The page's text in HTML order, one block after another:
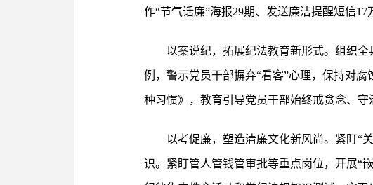
作“节气话廉”海报29期、发送廉洁提醒短信
以案说纪，拓展纪法教育新形式。组织
例，警示党员干部摒弃“看客”心理，保持对
种习惯》，教育引导党员干部始终戒贪念、
以考促廉，塑造清廉文化新风尚。紧盯“
识。紧盯管人管钱管审批等重点岗位，开展“